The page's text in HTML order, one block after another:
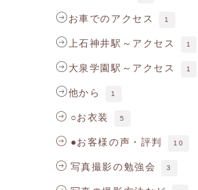
お車でのアクセス 1
上石神井駅～アクセス 1
大泉学園駅～アクセス 1
他から 1
○お衣装 5
●お客様の声・評判 10
写真撮影の勉強会 3